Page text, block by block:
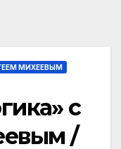
МИХЕЕВЫМ
с
/